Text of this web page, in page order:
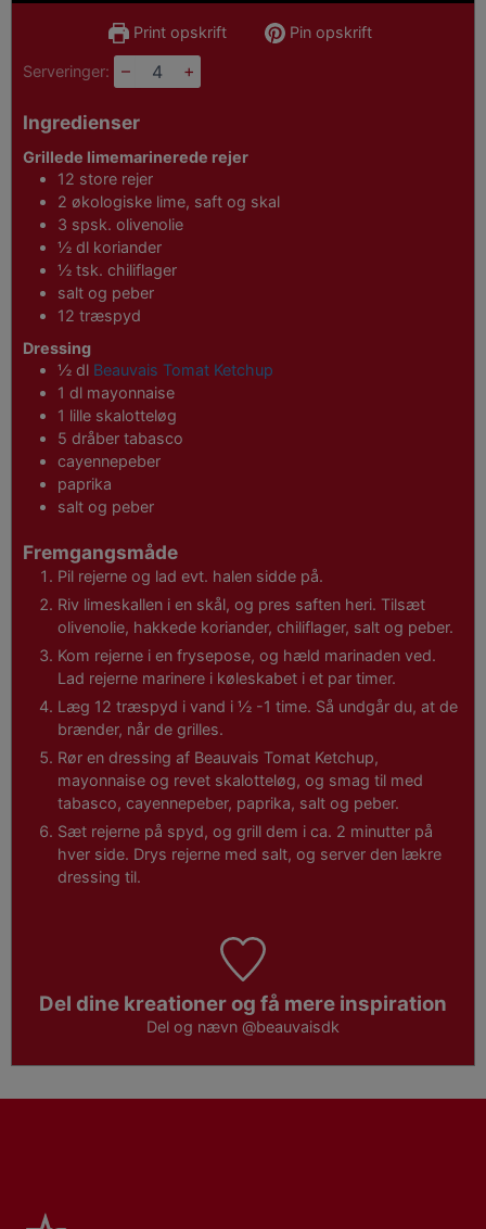
Print opskrift Pin opskrift
Serveringer: – +
Ingredienser
Grillede limemarinerede rejer
12 store rejer
2 økologiske lime, saft og skal
3 spsk. olivenolie
½ dl koriander
½ tsk. chiliflager
salt og peber
12 træspyd
Dressing
½ dl Beauvais Tomat Ketchup
1 dl mayonnaise
1 lille skalotteløg
5 dråber tabasco
cayennepeber
paprika
salt og peber
Fremgangsmåde
Pil rejerne og lad evt. halen sidde på.
Riv limeskallen i en skål, og pres saften heri. Tilsæt
olivenolie, hakkede koriander, chiliflager, salt og peber.
Kom rejerne i en frysepose, og hæld marinaden ved.
Lad rejerne marinere i køleskabet i et par timer.
Læg 12 træspyd i vand i ½ -1 time. Så undgår du, at de
brænder, når de grilles.
Rør en dressing af Beauvais Tomat Ketchup,
mayonnaise og revet skalotteløg, og smag til med
tabasco, cayennepeber, paprika, salt og peber.
Sæt rejerne på spyd, og grill dem i ca. 2 minutter på
hver side. Drys rejerne med salt, og server den lækre
dressing til.
Del dine kreationer og få mere inspiration
Del og nævn @beauvaisdk